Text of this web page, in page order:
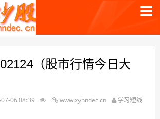
（股市行情今日大
06 08:39 www.xyhndec.cn
学习短线